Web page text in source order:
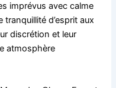
imprévus avec calme
d’esprit aux
discrétion et leur
atmosphère